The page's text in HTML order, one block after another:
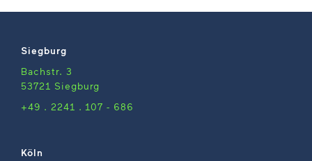
Siegburg
Bachstr. 3
53721 Siegburg
+49 . 2241 . 107 - 686
Köln